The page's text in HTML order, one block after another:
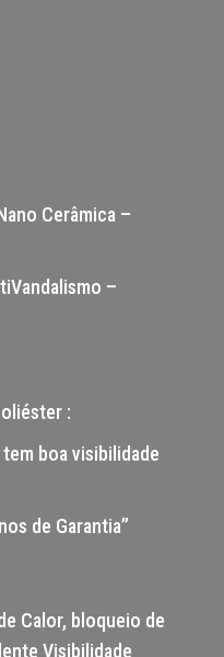
Cerâmica –
–
:
boa visibilidade
de Garantia”
Calor, bloqueio de
Visibilidade